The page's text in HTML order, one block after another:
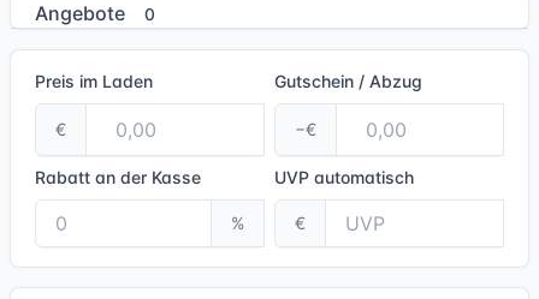
Angebote 0
Preis im Laden
€
Gutschein / Abzug
−€
Rabatt an der Kasse
%
UVP automatisch
€